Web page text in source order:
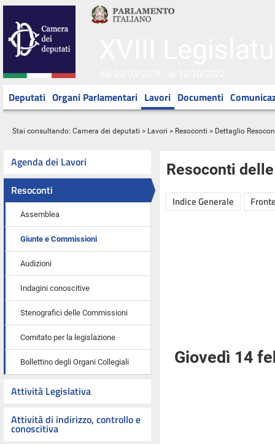
Deputati Organi Parlamentari Lavori Documenti
Stai consultando: Camera dei deputati > Lavori > Resoconti > Dettaglio
Agenda dei Lavori
Resoconti
Assemblea
Giunte e Commissioni
Audizioni
Indagini conoscitive
Stenografici delle Commissioni
Comitato per la legislazione
Bollettino degli Organi Collegiali
Attività Legislativa
Attività di indirizzo, controllo e
conoscitiva
Resoconti
Indice Generale
Giovedì 14